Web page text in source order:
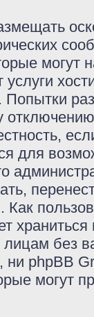
могут
услуги
для
лицам без
phpBB
могут